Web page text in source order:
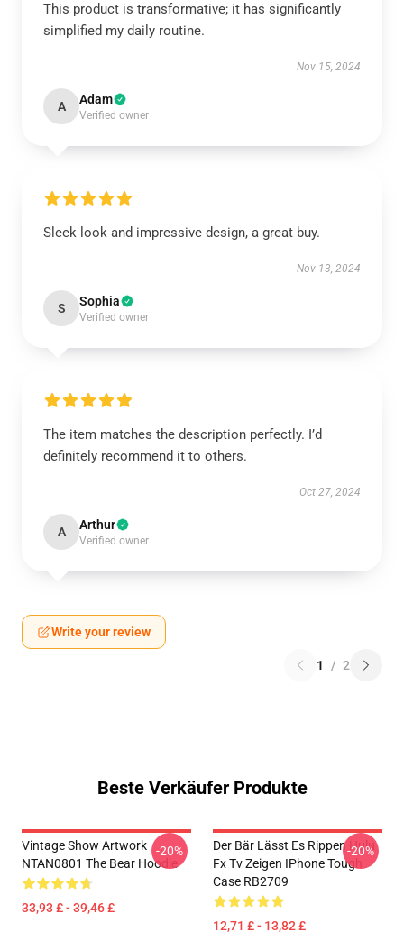
This product is transformative; it has significantly
simplified my daily routine.
Nov 15, 2024
A Adam
Verified owner
Sleek look and impressive design, a great buy.
Nov 13, 2024
S Sophia
Verified owner
The item matches the description perfectly. I’d
definitely recommend it to others.
Oct 27, 2024
A Arthur
Verified owner
Write your review
1 / 2
Beste Verkäufer Produkte
Vintage Show Artwork
NTAN0801 The Bear Hoodie
33,93 £ - 39,46 £
-20%
Der Bär Lässt Es Rippen Hulu
Fx Tv Zeigen IPhone Tough
Case RB2709
12,71 £ - 13,82 £
-20%